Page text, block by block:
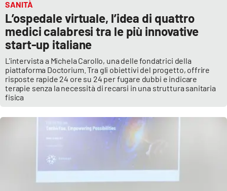
Android
Apple
SANITÀ
L’ospedale virtuale, l’idea di quattro
medici calabresi tra le più innovative
start-up italiane
L'intervista a Michela Carollo, una delle fondatrici della
piattaforma Doctorium. Tra gli obiettivi del progetto, offrire
risposte rapide 24 ore su 24 per fugare dubbi e indicare
terapie senza la necessità di recarsi in una struttura sanitaria
fisica